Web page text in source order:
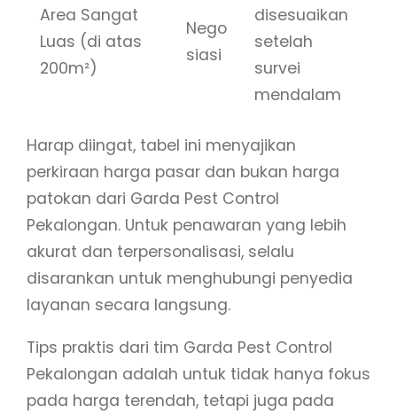
Area Sangat
Luas (di atas
200m²)
Nego
siasi
disesuaikan
setelah
survei
mendalam
Harap diingat, tabel ini menyajikan
perkiraan harga pasar dan bukan harga
patokan dari Garda Pest Control
Pekalongan. Untuk penawaran yang lebih
akurat dan terpersonalisasi, selalu
disarankan untuk menghubungi penyedia
layanan secara langsung.
Tips praktis dari tim Garda Pest Control
Pekalongan adalah untuk tidak hanya fokus
pada harga terendah, tetapi juga pada